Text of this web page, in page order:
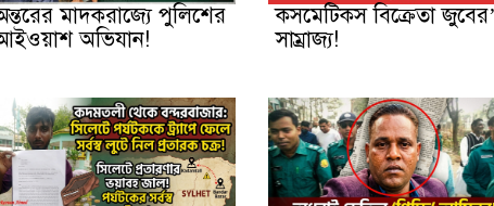
মাদকরাজ্যে পুলিশের
অভিযান!
কসমেটিকস বিক্রেতা
সাম্রাজ্য!